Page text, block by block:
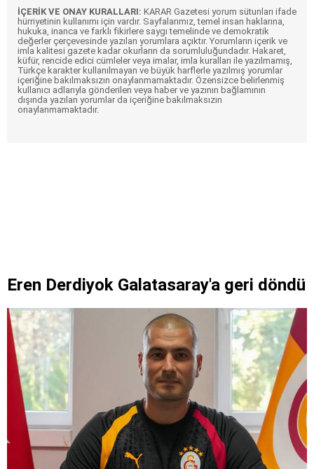
İÇERİK VE ONAY KURALLARI: KARAR Gazetesi yorum sütunları ifade
hürriyetinin kullanımı için vardır. Sayfalarımız, temel insan haklarına,
hukuka, inanca ve farklı fikirlere saygı temelinde ve demokratik
değerler çerçevesinde yazılan yorumlara açıktır. Yorumların içerik ve
imla kalitesi gazete kadar okurların da sorumluluğundadır. Hakaret,
küfür, rencide edici cümleler veya imalar, imla kuralları ile yazılmamış,
Türkçe karakter kullanılmayan ve büyük harflerle yazılmış yorumlar
içeriğine bakılmaksızın onaylanmamaktadır. Özensizce belirlenmiş
kullanıcı adlarıyla gönderilen veya haber ve yazının bağlamının
dışında yazılan yorumlar da içeriğine bakılmaksızın
onaylanmamaktadır.
Eren Derdiyok Galatasaray'a geri döndü